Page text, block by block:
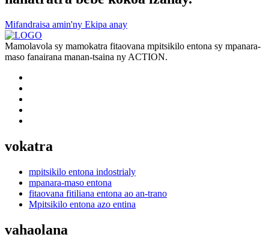
Mifandraisa amin'ny Ekipa anay
Mamolavola sy mamokatra fitaovana mpitsikilo entona sy mpanara-
maso fanairana manan-tsaina ny ACTION.
vokatra
mpitsikilo entona indostrialy
mpanara-maso entona
fitaovana fitiliana entona ao an-trano
Mpitsikilo entona azo entina
vahaolana